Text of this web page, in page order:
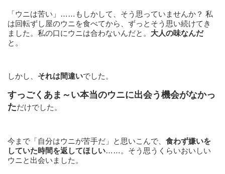
「ウニは苦い」……もしかして、そう思っていませんか？ 私
は回転ずし屋のウニを食べてから、ずっとそう思い続けてき
ました。私の口にウニは合わないんだと。 大人の味なんだ
と。
しかし、 それは間違いでした。
すっごくあま～い本当のウニに出会う機会がなかっ
ただけでした。
今まで「自分はウニが苦手だ」と思いこんで、 食わず嫌いを
していた時間を返してほしい……。そう思うくらいおいしい
ウニと出会いました。